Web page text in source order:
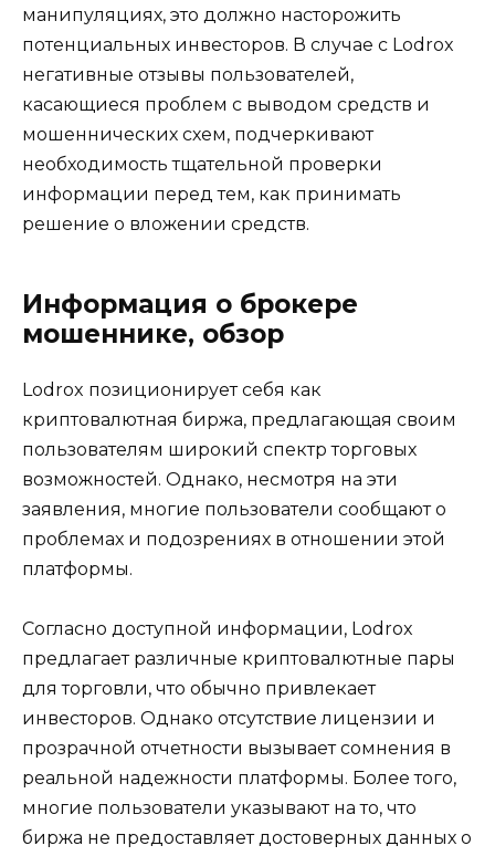
манипуляциях, это должно насторожить
потенциальных инвесторов. В случае с Lodrox
негативные отзывы пользователей,
касающиеся проблем с выводом средств и
мошеннических схем, подчеркивают
необходимость тщательной проверки
информации перед тем, как принимать
решение о вложении средств.
Информация о брокере
мошеннике, обзор
Lodrox позиционирует себя как
криптовалютная биржа, предлагающая своим
пользователям широкий спектр торговых
возможностей. Однако, несмотря на эти
заявления, многие пользователи сообщают о
проблемах и подозрениях в отношении этой
платформы.
Согласно доступной информации, Lodrox
предлагает различные криптовалютные пары
для торговли, что обычно привлекает
инвесторов. Однако отсутствие лицензии и
прозрачной отчетности вызывает сомнения в
реальной надежности платформы. Более того,
многие пользователи указывают на то, что
биржа не предоставляет достоверных данных о